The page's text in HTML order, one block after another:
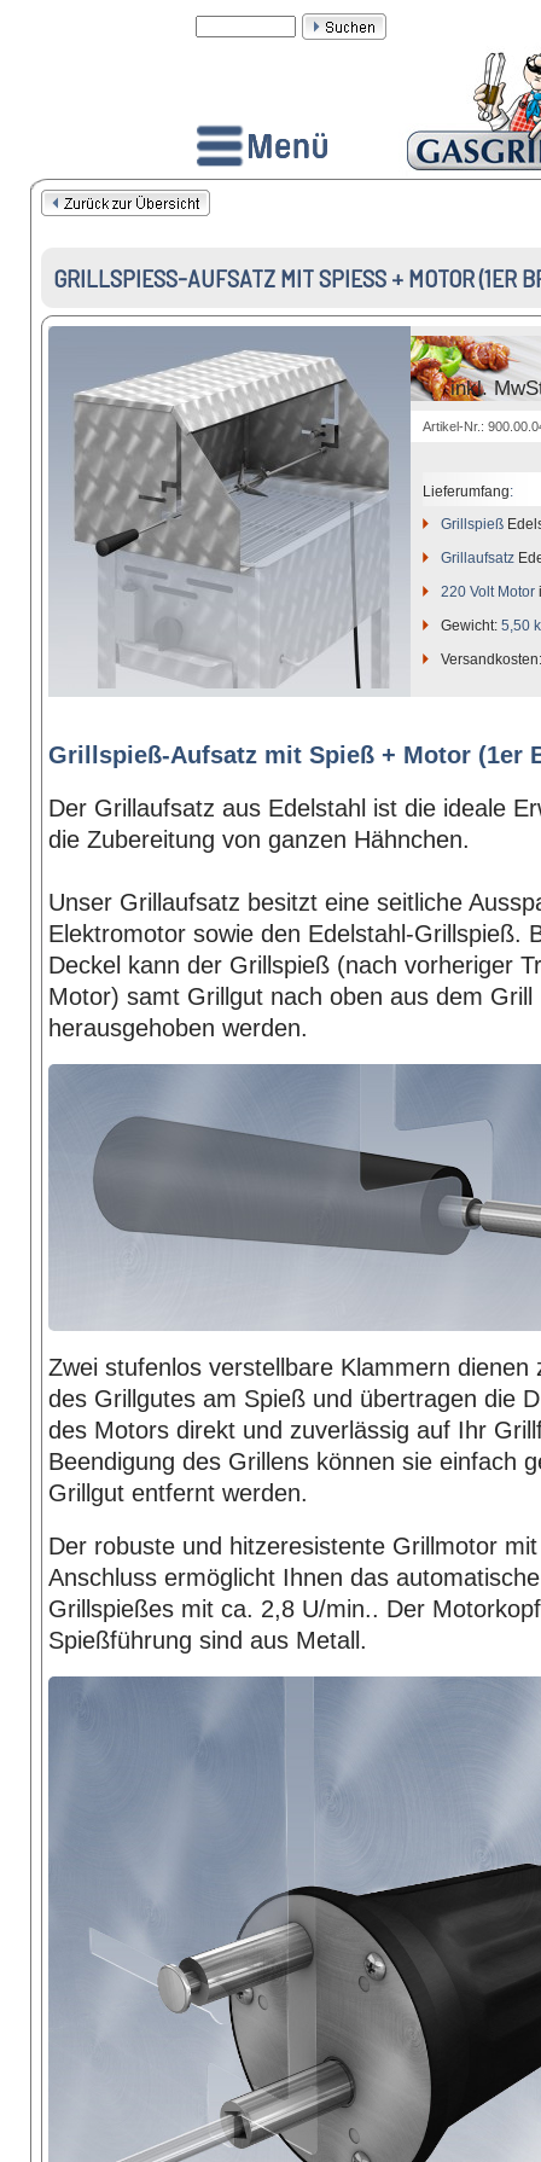
GRILLSPIESS-AUFSATZ MIT SPIESS + MOTOR (1ER
inkl.
Artikel-Nr.:
Lieferumfang:
Grillspieß
Grillaufsatz
220 Volt Motor
Gewicht: 5,50
Grillspieß-Aufsatz mit Spieß + Motor (1er
Der Grillaufsatz aus Edelstahl ist die ideale
die Zubereitung von ganzen Hähnchen.
Unser Grillaufsatz besitzt eine seitliche
Elektromotor sowie den Edelstahl-Grillspieß.
Deckel kann der Grillspieß (nach vorheriger
Motor) samt Grillgut nach oben aus dem Grill
herausgehoben werden.
Zwei stufenlos verstellbare Klammern dienen
des Grillgutes am Spieß und übertragen die
des Motors direkt und zuverlässig auf Ihr
Beendigung des Grillens können sie einfach
Grillgut entfernt werden.
Der robuste und hitzeresistente Grillmotor
Anschluss ermöglicht Ihnen das
Grillspießes mit ca. 2,8 U/min.. Der
Spießführung sind aus Metall.